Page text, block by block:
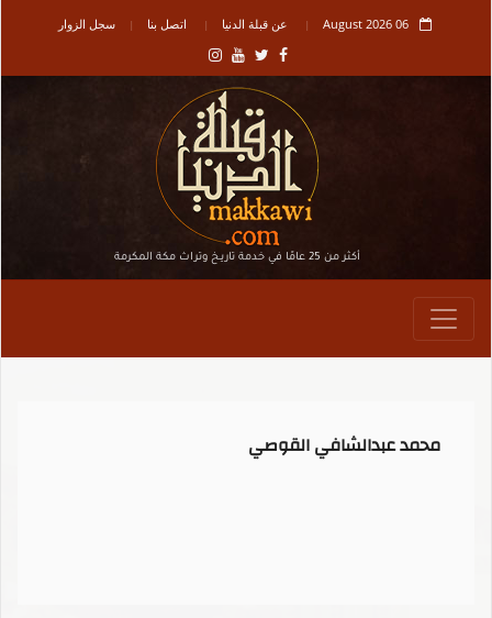
06 August 2026 عن قبلة الدنيا اتصل بنا سجل الزوار
أكثر من 25 عامًا في خدمة تاريـخ وتراث مكة المكرمة
محمد عبدالشافي القوصي